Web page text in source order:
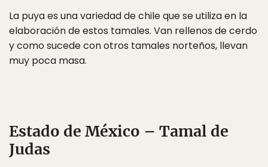
La puya es una variedad de chile que se utiliza en la
elaboración de estos tamales. Van rellenos de cerdo
y como sucede con otros tamales norteños, llevan
muy poca masa.
Estado de México – Tamal de
Judas